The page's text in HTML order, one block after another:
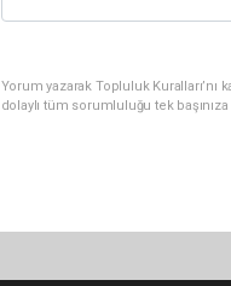
Yorum yazarak Topluluk
dolaylı tüm sorumluluğu tek